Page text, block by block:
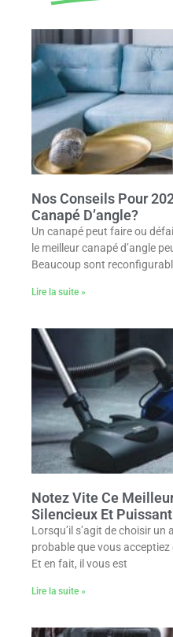
Nos Conseils Pour
Canapé D’angle?
Un canapé peut faire ou
le meilleur canapé d’angle
Beaucoup sont
Lire la suite »
Notez Vite Ce
Silencieux Et
Lorsqu’il s’agit de choisir
probable que vous acceptiez
Et en fait, il vous est
Lire la suite »